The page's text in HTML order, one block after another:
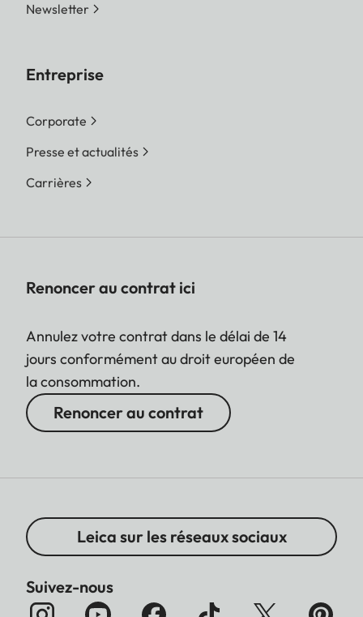
Newsletter
Entreprise
Corporate
Presse et actualités
Carrières
Renoncer au contrat ici
Annulez votre contrat dans le délai de 14
jours conformément au droit européen de
la consommation.
Renoncer au contrat
Leica sur les réseaux sociaux
Suivez-nous